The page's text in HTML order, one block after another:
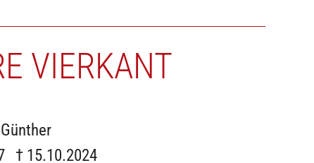
VIERKANT
† 15.10.2024